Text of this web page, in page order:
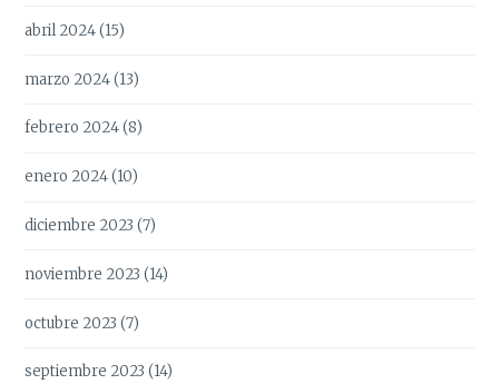
abril 2024(15)
marzo 2024(13)
febrero 2024(8)
enero 2024(10)
diciembre 2023 (7)
noviembre 2023 (14)
octubre 2023 (7)
septiembre 2023 (14)